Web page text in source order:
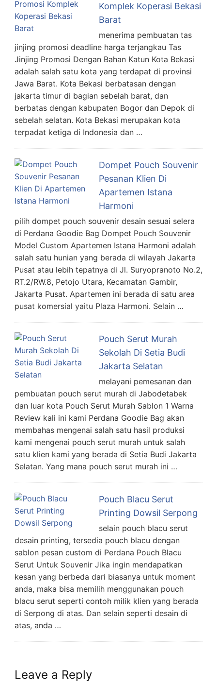
Komplek Koperasi Bekasi
Barat
menerima pembuatan tas
jinjing promosi deadline harga terjangkau Tas
Jinjing Promosi Dengan Bahan Katun Kota Bekasi
adalah salah satu kota yang terdapat di provinsi
Jawa Barat. Kota Bekasi berbatasan dengan
jakarta timur di bagian sebelah barat, dan
berbatas dengan kabupaten Bogor dan Depok di
sebelah selatan. Kota Bekasi merupakan kota
terpadat ketiga di Indonesia dan …
Dompet Pouch Souvenir
Pesanan Klien Di
Apartemen Istana
Harmoni
pilih dompet pouch souvenir desain sesuai selera
di Perdana Goodie Bag Dompet Pouch Souvenir
Model Custom Apartemen Istana Harmoni adalah
salah satu hunian yang berada di wilayah Jakarta
Pusat atau lebih tepatnya di Jl. Suryopranoto No.2,
RT.2/RW.8, Petojo Utara, Kecamatan Gambir,
Jakarta Pusat. Apartemen ini berada di satu area
pusat komersial yaitu Plaza Harmoni. Selain …
Pouch Serut Murah
Sekolah Di Setia Budi
Jakarta Selatan
melayani pemesanan dan
pembuatan pouch serut murah di Jabodetabek
dan luar kota Pouch Serut Murah Sablon 1 Warna
Review kali ini kami Perdana Goodie Bag akan
membahas mengenai salah satu hasil produksi
kami mengenai pouch serut murah untuk salah
satu klien kami yang berada di Setia Budi Jakarta
Selatan. Yang mana pouch serut murah ini …
Pouch Blacu Serut
Printing Dowsil Serpong
selain pouch blacu serut
desain printing, tersedia pouch blacu dengan
sablon pesan custom di Perdana Pouch Blacu
Serut Untuk Souvenir Jika ingin mendapatkan
kesan yang berbeda dari biasanya untuk moment
anda, maka bisa memilih menggunakan pouch
blacu serut seperti contoh milik klien yang berada
di Serpong di atas. Dan selain seperti desain di
atas, anda …
Leave a Reply